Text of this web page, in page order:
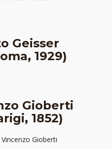
Geisser
1929)
Gioberti
1852)